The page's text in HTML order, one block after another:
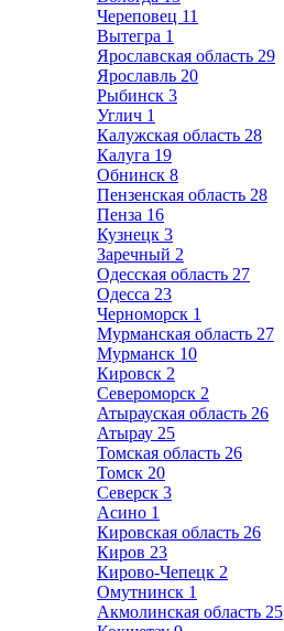
Череповец 11
Вытегра 1
Ярославская область 29
Ярославль 20
Рыбинск 3
Углич 1
Калужская область 28
Калуга 19
Обнинск 8
Пензенская область 28
Пенза 16
Кузнецк 3
Заречный 2
Одесская область 27
Одесса 23
Черноморск 1
Мурманская область 27
Мурманск 10
Кировск 2
Североморск 2
Атырауская область 26
Атырау 25
Томская область 26
Томск 20
Северск 3
Асино 1
Кировская область 26
Киров 23
Кирово-Чепецк 2
Омутнинск 1
Акмолинская область 25